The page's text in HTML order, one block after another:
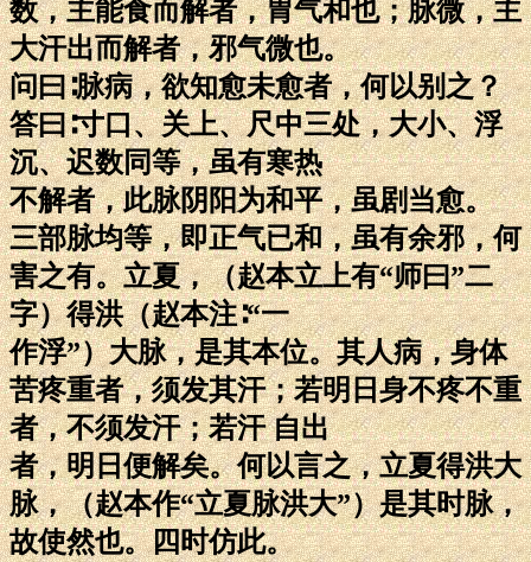
数，主能食而解者，胃气和也；脉微，主
大汗出而解者，邪气微也。
问曰∶脉病，欲知愈未愈者，何以别之？
答曰∶寸口、关上、尺中三处，大小、浮
沉、迟数同等，虽有寒热
不解者，此脉阴阳为和平，虽剧当愈。
三部脉均等，即正气已和，虽有余邪，何
害之有。立夏，（赵本立上有“师曰”二
字）得洪（赵本注∶“一
作浮”）大脉，是其本位。其人病，身体
苦疼重者，须发其汗；若明日身不疼不重
者，不须发汗；若汗 自出
者，明日便解矣。何以言之，立夏得洪大
脉，（赵本作“立夏脉洪大”）是其时脉，
故使然也。四时仿此。